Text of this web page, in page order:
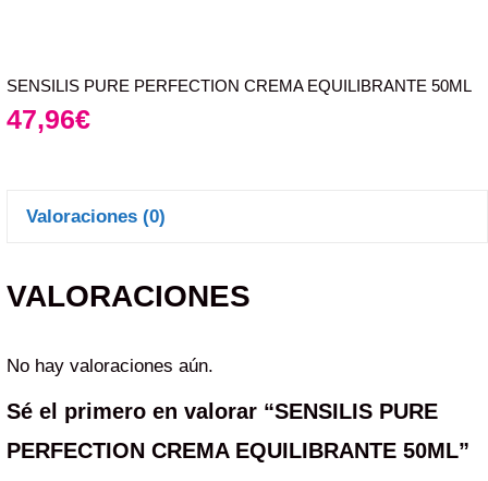
SENSILIS PURE PERFECTION CREMA EQUILIBRANTE 50ML
47,96€
Valoraciones (0)
VALORACIONES
No hay valoraciones aún.
Sé el primero en valorar “SENSILIS PURE
PERFECTION CREMA EQUILIBRANTE 50ML”